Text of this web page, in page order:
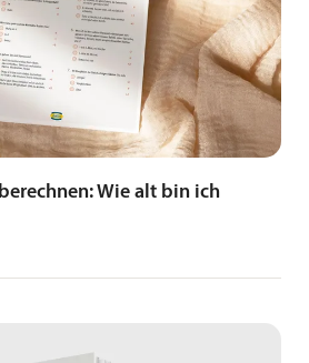
Wie alt bin ich